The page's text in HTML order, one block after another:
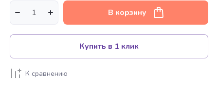
В корзину
Купить в 1 клик
К сравнению